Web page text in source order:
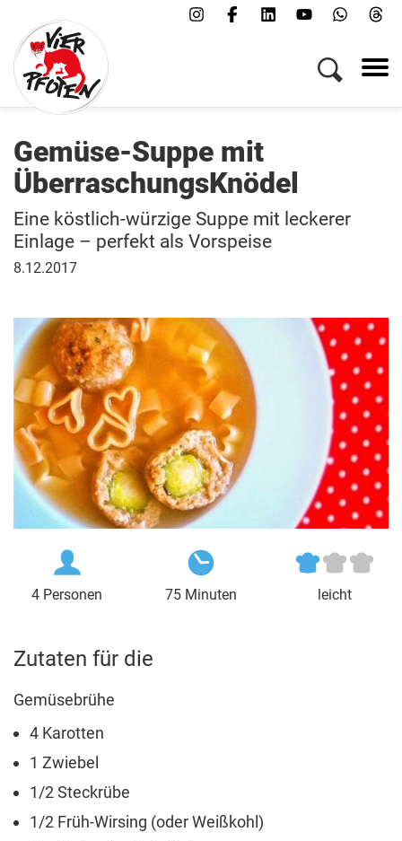
Gemüse-Suppe mit
ÜberraschungsKnödel
Eine köstlich-würzige Suppe mit leckerer
Einlage – perfekt als Vorspeise
8.
8.12.2017
4 Personen 75 Minuten leicht
Zutaten für die
Gemüsebrühe
4 Karotten
1 Zwiebel
1/2 Steckrübe
1/2 Früh-Wirsing (oder Weißkohl)
Menü
Kampagnen & Themen
Tiere
Über uns
Presse
FAQs
Spenden
Patenschaft